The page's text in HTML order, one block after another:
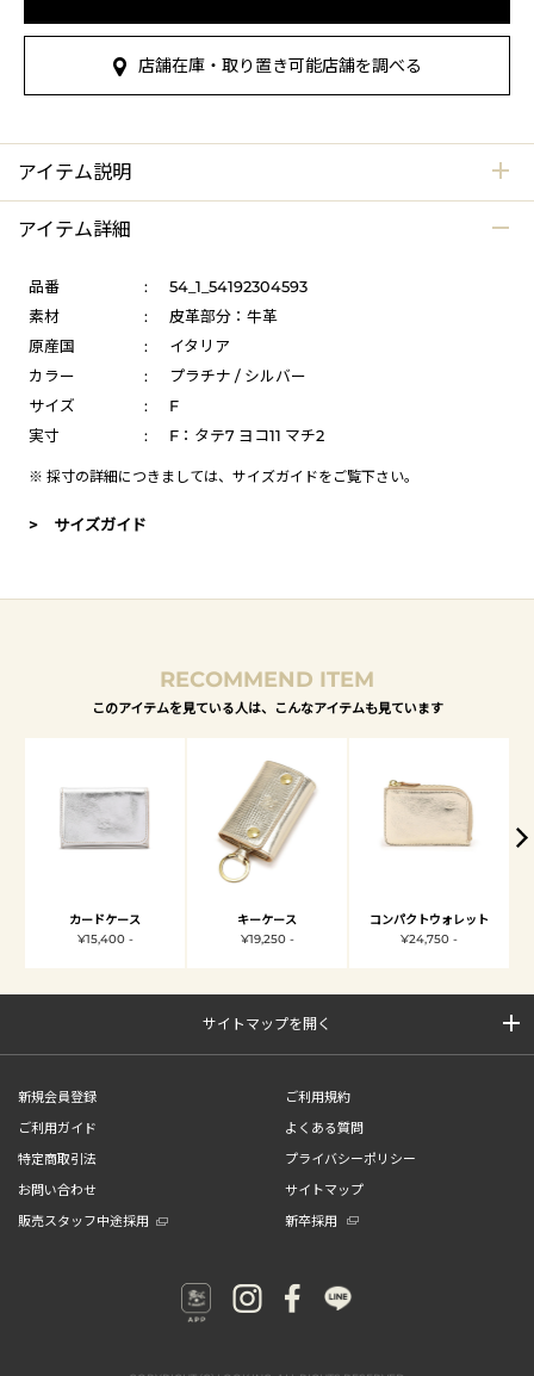
店舗在庫・取り置き可能店舗を調べる
アイテム説明
アイテム詳細
品番 :
54_1_54192304593
素材
:
皮革部分：牛革
原産国
:
イタリア
カラー
:
プラチナ / シルバー
サイズ
:
F
実寸
: F：タテ7 ヨコ11 マチ2
※ 採寸の詳細につきましては、 サイズガイドをご覧下さい。
> サイズガイド
RECOMMEND ITEM
このアイテムを見ている人は、こんなアイテムも見ています
カードケース
¥15,400 -
キーケース
¥19,250 -
コンパクトウォレット
¥24,750 -
サイトマップを開く
新規会員登録
ご利用規約
ご利用ガイド
よくある質問
特定商取引法
プライバシーポリシー
お問い合わせ
サイトマップ
販売スタッフ中途採用
新卒採用